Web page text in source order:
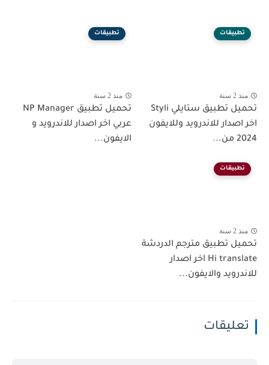
تطبيقات
منذ 2 سنة
تحميل تطبيق ستايلي Styli
اخر اصدار للاندرويد وللايفون
2024 من...
تطبيقات
منذ 2 سنة
تحميل تطبيق NP Manager
عربي اخر اصدار للاندرويد و
الايفون...
تطبيقات
منذ 2 سنة
تحميل تطبيق مترجم الدردشة
Hi translate اخر اصدار
للاندرويد والايفون...
تعليقات